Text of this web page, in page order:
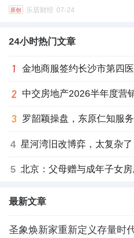
品、更贴心的服务，为京城
临，亲身体验健康智能卫浴
适。
原创 乐居财经 07-24
24小时热门文章
金地商服签约长沙市第四
4 星河湾旧改博弈，太复杂了
5
最新文章
圣象焕新家重新定义存量时